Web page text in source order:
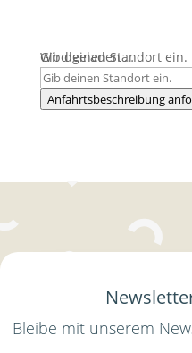
Wird geladen …
Gib deinen Standort ein.
Anfahrtsbeschreibung
Bleibe mit unserem